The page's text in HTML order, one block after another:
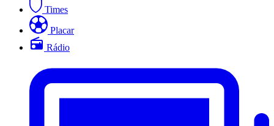
Times
Placar
Rádio